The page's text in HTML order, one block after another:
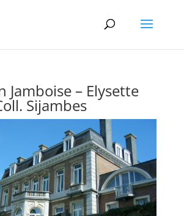
Jamboise – Elysette
Sijambes